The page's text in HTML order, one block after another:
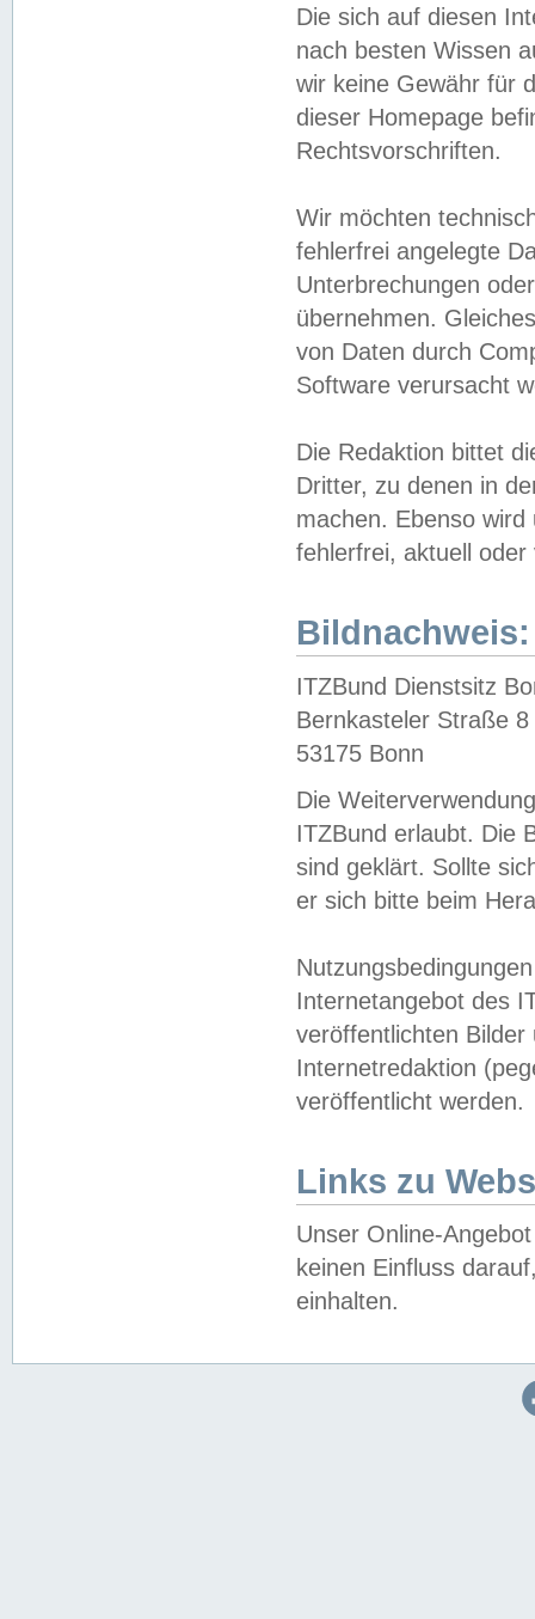
Die sich auf diesen
nach besten Wissen
wir keine Gewähr für
dieser Homepage
Rechtsvorschriften.
Wir möchten
fehlerfrei angelegte
Unterbrechungen
übernehmen.
von Daten durch
Software verursacht
Die Redaktion bittet
Dritter, zu denen in
machen. Ebenso
fehlerfrei, aktuell oder
Bildnachweis:
ITZBund Dienstsitz
Bernkasteler Straße 8
53175 Bonn
Die
ITZBund erlaubt. Die
sind geklärt. Sollte
er sich bitte beim
Internetangebot des
veröffentlichten
Internetredaktion
veröffentlicht werden.
Links zu
Unser Online-
keinen Einfluss
einhalten.